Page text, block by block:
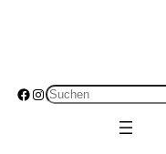
Facebook
Instagram
Suchen